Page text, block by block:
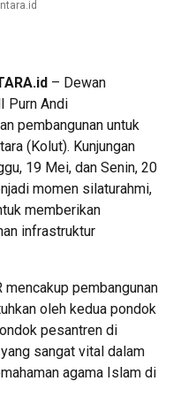
– Dewan
Purn Andi
pembangunan untuk
(Kolut). Kunjungan
19 Mei, dan Senin, 20
momen silaturahmi,
memberikan
infrastruktur
mencakup pembangunan
oleh kedua pondok
pesantren di
sangat vital dalam
agama Islam di